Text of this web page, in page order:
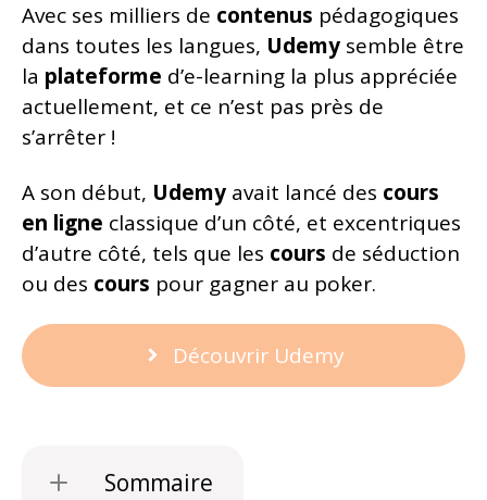
Avec ses milliers de contenus pédagogiques
dans toutes les langues, Udemy semble être
la plateforme d’e-learning la plus appréciée
actuellement, et ce n’est pas près de
s’arrêter !
A son début, Udemy avait lancé des cours
en ligne classique d’un côté, et excentriques
d’autre côté, tels que les cours de séduction
ou des cours pour gagner au poker.
Découvrir Udemy
Sommaire